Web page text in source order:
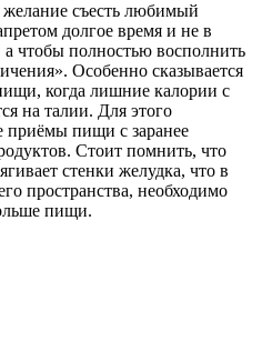
желание съесть любимый
долгое время и не в
а чтобы полностью восполнить
Особенно сказывается
когда лишние калории с
на талии. Для этого
приёмы пищи с заранее
Стоит помнить, что
стенки желудка, что в
пространства, необходимо
пищи.